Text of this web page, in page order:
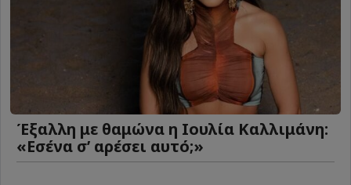
Έξαλλη με θαμώνα η Ιουλία Καλλιμάνη:
«Εσένα σ’ αρέσει αυτό;»